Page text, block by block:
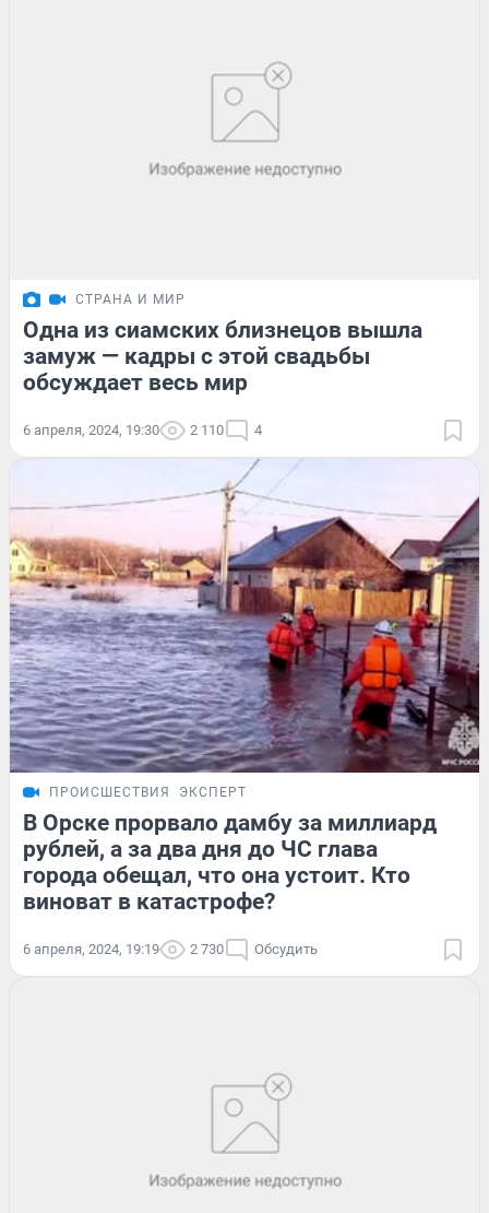
СТРАНА И МИР
Одна из сиамских близнецов вышла
замуж — кадры с этой свадьбы
обсуждает весь мир
6 апреля, 2024, 19:30 2 110 4
ПРОИСШЕСТВИЯ ЭКСПЕРТ
В Орске прорвало дамбу за миллиард
рублей, а за два дня до ЧС глава
города обещал, что она устоит. Кто
виноват в катастрофе?
6 апреля, 2024, 19:19 2 730 Обсудить